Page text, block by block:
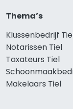
Thema’s
Klussenbedrijf
Notarissen Tiel
Taxateurs Tiel
Makelaars Tiel